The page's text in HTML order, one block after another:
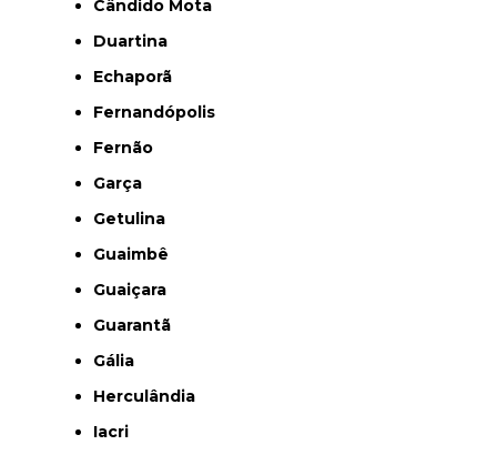
Cândido Mota
Duartina
Echaporã
Fernandópolis
Fernão
Garça
Getulina
Guaimbê
Guaiçara
Guarantã
Gália
Herculândia
Iacri